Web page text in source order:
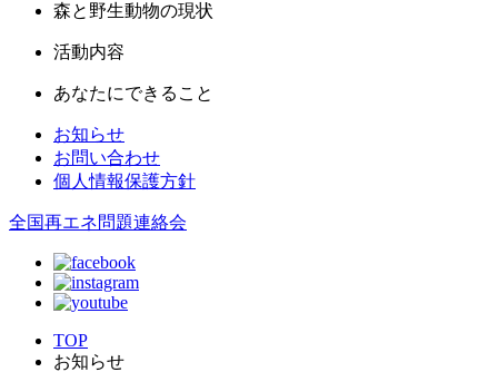
森と野生動物の現状
活動内容
あなたにできること
お知らせ
お問い合わせ
個人情報保護方針
全国再エネ問題連絡会
TOP
お知らせ